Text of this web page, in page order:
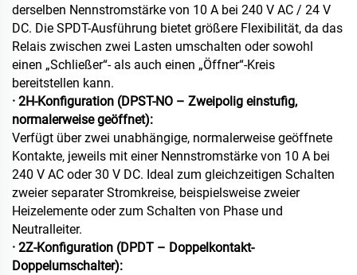
derselben Nennstromstärke von 10 A bei 240 V AC / 24 V
DC. Die SPDT-Ausführung bietet größere Flexibilität, da das
Relais zwischen zwei Lasten umschalten oder sowohl
einen „Schließer“- als auch einen „Öffner“-Kreis
bereitstellen kann.
· 2H-Konfiguration (DPST-NO – Zweipolig einstufig,
normalerweise geöffnet):
Verfügt über zwei unabhängige, normalerweise geöffnete
Kontakte, jeweils mit einer Nennstromstärke von 10 A bei
240 V AC oder 30 V DC. Ideal zum gleichzeitigen Schalten
zweier separater Stromkreise, beispielsweise zweier
Heizelemente oder zum Schalten von Phase und
Neutralleiter.
· 2Z-Konfiguration (DPDT – Doppelkontakt-
Doppelumschalter):